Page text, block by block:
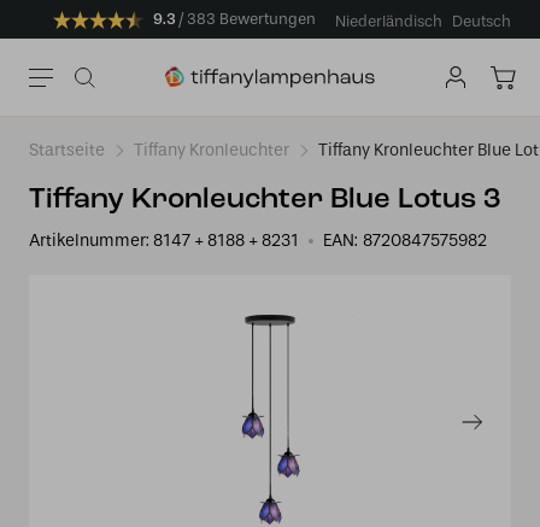
9.3 383 Bewertungen Niederländisch Deutsch
Startseite Tiffany Kronleuchter Tiffany Kronleuchter Blue
Tiffany Kronleuchter Blue Lotus 3
Artikelnummer: 8147 + 8188 + 8231 EAN: 8720847575982